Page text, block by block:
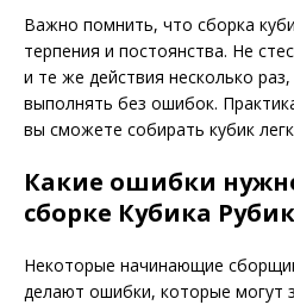
Важно помнить, что сборка
терпения и постоянства. Не
и те же действия несколько
выполнять без ошибок.
вы сможете собирать кубик
Какие ошибки
сборке Кубика
Некоторые начинающие
делают ошибки, которые могут